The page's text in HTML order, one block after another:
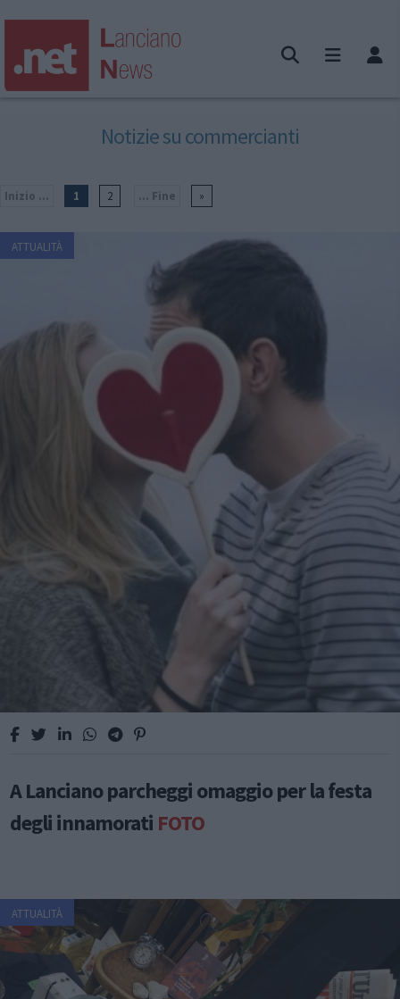
Notizie su commercianti
Inizio ... 1 2 ... Fine »
ATTUALITÀ
A Lanciano parcheggi omaggio per la festa
degli innamorati FOTO
ATTUALITÀ